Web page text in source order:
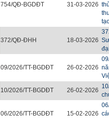
754/QĐ-BGDĐT 31-03-2026
372/QĐ-ĐHH 18-03-2026
09/2026/TT-BGDĐT 26-02-2026
10/2026/TT-BGDĐT 26-02-2026
06/2026/TT-BGDĐT 15-02-2026